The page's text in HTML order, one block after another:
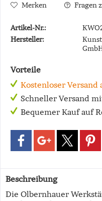
Merken Fragen
Artikel-Nr.:
Hersteller:
Vorteile
Kostenloser Versand
Schneller Versand
Bequemer Kauf auf
Beschreibung
Die Olbernhauer